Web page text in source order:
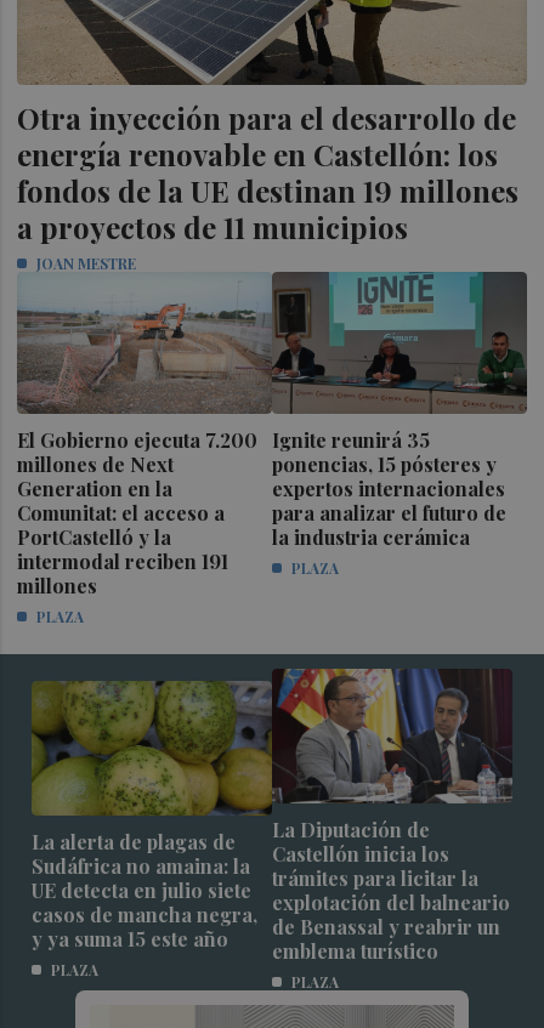
Otra inyección para el desarrollo de
energía renovable en Castellón: los
fondos de la UE destinan 19 millones
a proyectos de 11 municipios
JOAN MESTRE
El Gobierno ejecuta 7.200
millones de Next
Generation en la
Comunitat: el acceso a
PortCastelló y la
intermodal reciben 191
millones
PLAZA
Ignite reunirá 35
ponencias, 15 pósteres y
expertos internacionales
para analizar el futuro de
la industria cerámica
PLAZA
La alerta de plagas de
Sudáfrica no amaina: la
UE detecta en julio siete
casos de mancha negra,
y ya suma 15 este año
PLAZA
La Diputación de
Castellón inicia los
trámites para licitar la
explotación del balneario
de Benassal y reabrir un
emblema turístico
PLAZA